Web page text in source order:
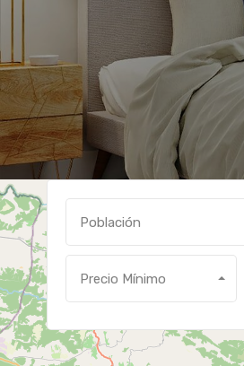
Población
Precio Mínimo